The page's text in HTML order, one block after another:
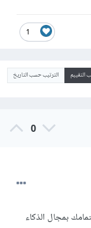
1
الترتيب حسب التاريخ
0
بمجال الذكاء